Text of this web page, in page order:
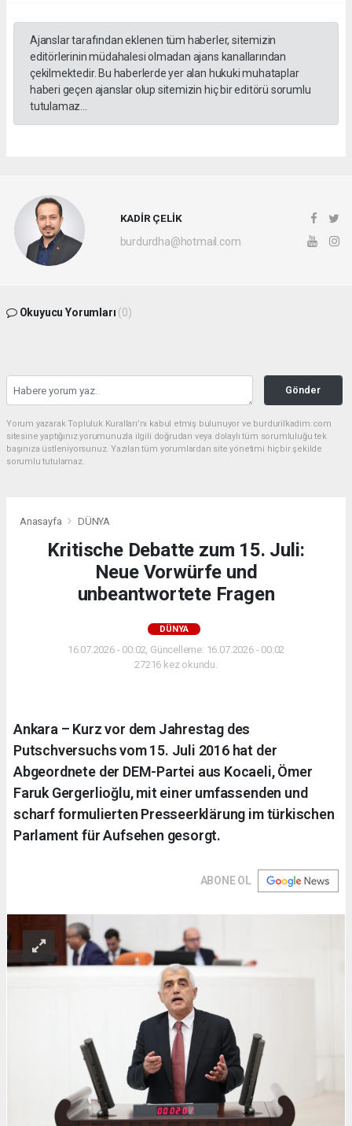
Ajanslar tarafından eklenen tüm haberler, sitemizin
editörlerinin müdahalesi olmadan ajans kanallarından
çekilmektedir. Bu haberlerde yer alan hukuki muhataplar
haberi geçen ajanslar olup sitemizin hiç bir editörü sorumlu
tutulamaz...
KADİR ÇELİK
burdurdha@hotmail.com
Okuyucu Yorumları (0)
Gönder
Yorum yazarak Topluluk Kuralları’nı kabul etmiş bulunuyor ve burdurilkadim.com
sitesine yaptığınız yorumunuzla ilgili doğrudan veya dolaylı tüm sorumluluğu tek
başınıza üstleniyorsunuz. Yazılan tüm yorumlardan site yönetimi hiçbir şekilde
sorumlu tutulamaz.
Anasayfa DÜNYA
Kritische Debatte zum 15. Juli:
Neue Vorwürfe und
unbeantwortete Fragen
DÜNYA
16.07.2026 - 00:02, Güncelleme: 16.07.2026 - 00:02
27216 kez okundu.
Ankara – Kurz vor dem Jahrestag des
Putschversuchs vom 15. Juli 2016 hat der
Abgeordnete der DEM-Partei aus Kocaeli, Ömer
Faruk Gergerlioğlu, mit einer umfassenden und
scharf formulierten Presseerklärung im türkischen
Parlament für Aufsehen gesorgt.
ABONE OL